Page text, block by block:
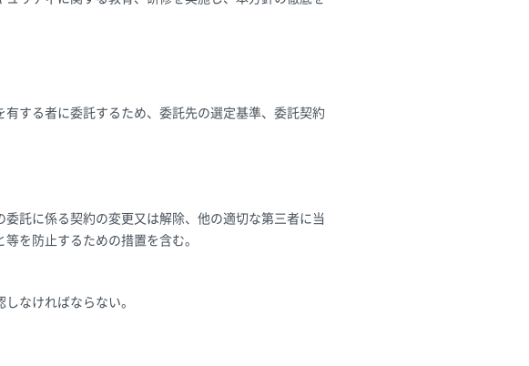
する者に委託するため、委託先の選定基準、委託契約
託に係る契約の変更又は解除、他の適切な第三者に当
を防止するための措置を含む。
なければならない。